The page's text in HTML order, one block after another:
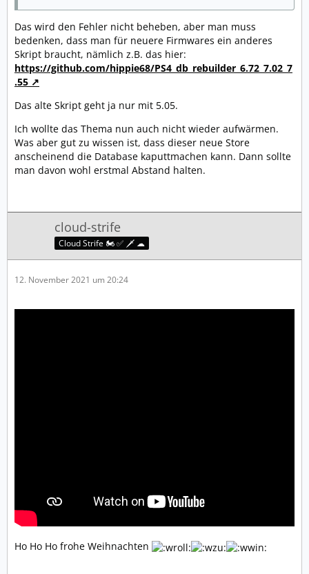
Das wird den Fehler nicht beheben, aber man muss
bedenken, dass man für neuere Firmwares ein anderes
Skript braucht, nämlich z.B. das hier:
https://github.com/hippie68/PS4_db_rebuilder_6.72_7.02_7
.55
Das alte Skript geht ja nur mit 5.05.
Ich wollte das Thema nun auch nicht wieder aufwärmen.
Was aber gut zu wissen ist, dass dieser neue Store
anscheinend die Database kaputtmachen kann. Dann sollte
man davon wohl erstmal Abstand halten.
cloud-strife
Cloud Strife 🏍️ ✅ 🗡️ ☁
12. November 2021 um 20:24
Ho Ho Ho frohe Weihnachten